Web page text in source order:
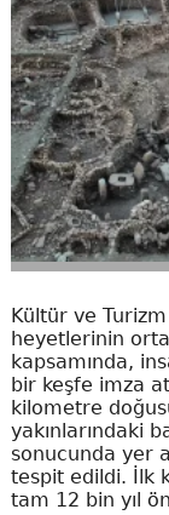
Kültür ve Turizm
heyetlerinin
kapsamında,
bir keşfe imza
kilometre
yakınlarındaki
sonucunda yer
tespit edildi. İlk
tam 12 bin yıl